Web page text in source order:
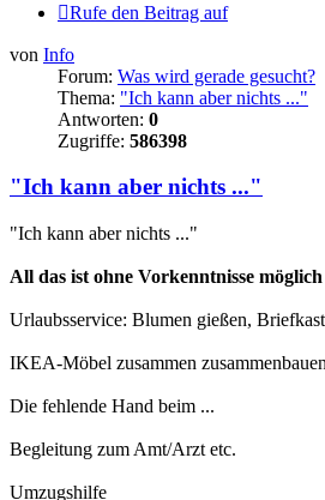
Rufe den Beitrag auf
von Info
Forum: Was wird gerade gesucht?
Thema: "Ich kann aber nichts ..."
Antworten: 0
Zugriffe: 586398
"Ich kann aber nichts ..."
"Ich kann aber nichts ..."
All das ist ohne Vorkenntnisse möglich
Urlaubsservice: Blumen gießen,
IKEA-Möbel zusammen zusammenbauen
Die fehlende Hand beim ...
Begleitung zum Amt/Arzt etc.
Umzugshilfe